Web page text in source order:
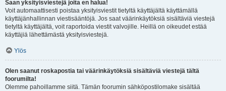
Saan yksityisviestejä joita en halua!
Voit automaattisesti poistaa yksityisviestit tietyltä käyttäjältä käyttämällä
käyttäjänhallinnan viestisääntöjä. Jos saat väärinkäytöksiä sisältäviä viestejä
tietyltä käyttäjältä, voit raportoida viestit valvojille. Heillä on oikeudet estää
käyttäjiä lähettämästä yksityisviestejä.
Ylös
Olen saanut roskapostia tai väärinkäytöksiä sisältäviä viestejä tältä
foorumilta!
Olemme pahoillamme siitä. Tämän foorumin sähköpostilomake sisältää